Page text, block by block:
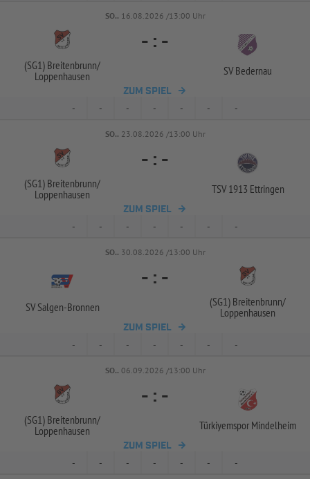
SO.. 16.08.2026 /13:00 Uhr
(SG1) Breitenbrunn/
Loppenhausen
- : -
SV Bedernau
ZUM SPIEL
- - - - - - -
SO.. 23.08.2026 /13:00 Uhr
(SG1) Breitenbrunn/
Loppenhausen
- : -
TSV 1913 Ettringen
ZUM SPIEL
- - - - - - -
SO.. 30.08.2026 /13:00 Uhr
SV Salgen-Bronnen
- : -
(SG1) Breitenbrunn/
Loppenhausen
ZUM SPIEL
- - - - - - -
SO.. 06.09.2026 /13:00 Uhr
(SG1) Breitenbrunn/
Loppenhausen
- : -
Türkiyemspor Mindelheim
ZUM SPIEL
- - - - - - -